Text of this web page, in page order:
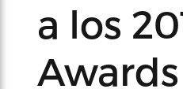
a los
Awards